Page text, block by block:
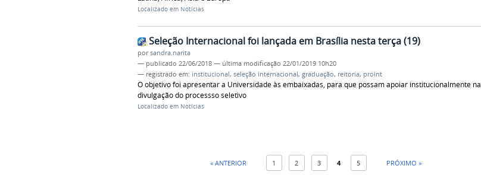
Localizado em Notícias
Seleção Internacional foi lançada em Brasília nesta terça (19)
porsandra.narita
— publicado 22/06/2018 — última modificação 22/01/2019 10h20
— registrado em: institucional, seleção internacional, graduação, reitoria, proint
O objetivo foi apresentar a Universidade às embaixadas, para que possam apoiar institucionalmente na
divulgação do processso seletivo
Localizado em Notícias
« ANTERIOR 1 2 3 4 5 PRÓXIMO »